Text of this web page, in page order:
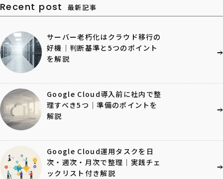
Recent post 最新記事
サーバー老朽化はクラウド移行の
好機｜判断基準と5つのポイント
を解説
Google Cloud導入前に社内で整
理すべき5つ｜準備のポイントを
解説
Google Cloud運用タスクを日
次・週次・月次で整理｜実践チェ
ックリスト付き解説